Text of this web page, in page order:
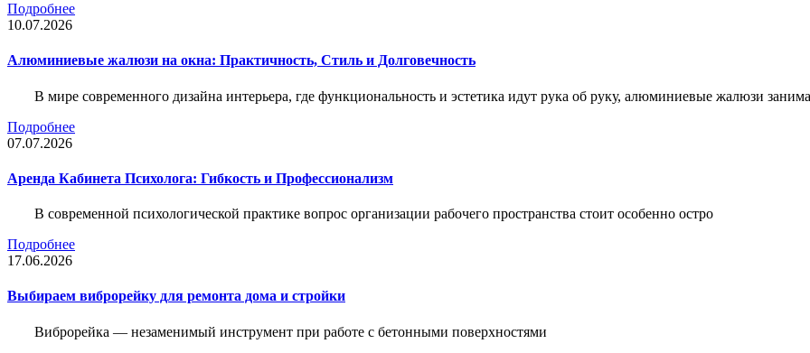
Подробнее
10.07.2026
Алюминиевые жалюзи на окна: Практичность, Стиль и Долговечность
В мире современного дизайна интерьера, где функциональность и эстетика идут рука об руку, алюминиевые жалюзи
Подробнее
07.07.2026
Аренда Кабинета Психолога: Гибкость и Профессионализм
В современной психологической практике вопрос организации рабочего пространства стоит особенно остро
Подробнее
17.06.2026
Выбираем виброрейку для ремонта дома и стройки
Виброрейка — незаменимый инструмент при работе с бетонными поверхностями